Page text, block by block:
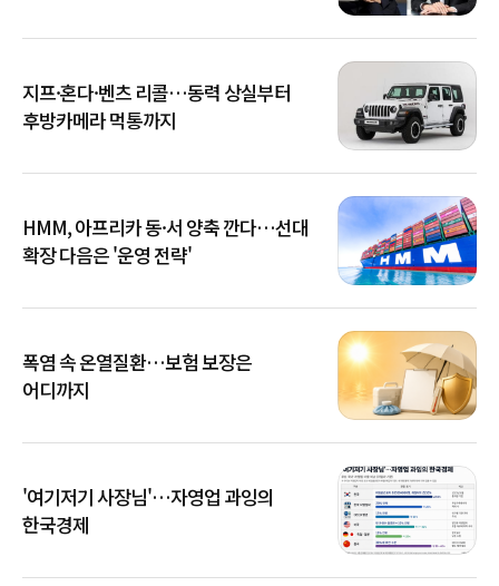
지프·혼다·벤츠 리콜…동력 상실부터
후방카메라 먹통까지
HMM, 아프리카 동·서 양축 깐다…선대
확장 다음은 '운영 전략'
폭염 속 온열질환…보험 보장은
어디까지
'여기저기 사장님'…자영업 과잉의
한국경제